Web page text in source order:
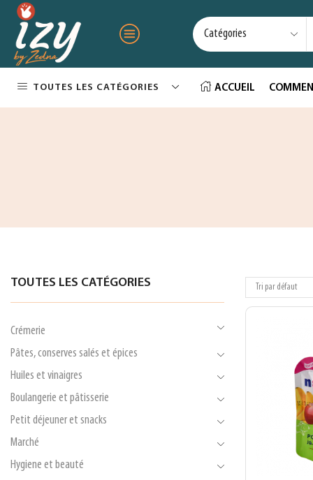
TOUTES LES CATÉGORIES ACCUEIL
TOUTES LES CATÉGORIES
Crémerie
Pâtes, conserves salés et épices
Huiles et vinaigres
Boulangerie et pâtisserie
Petit déjeuner et snacks
Marché
Hygiene et beauté